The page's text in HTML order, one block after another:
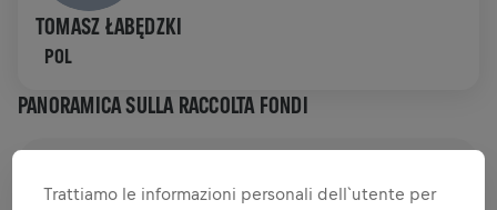
TOMASZ ŁABĘDZKI
POL
PANORAMICA SULLA RACCOLTA FONDI
Trattiamo le informazioni personali dell`utente per